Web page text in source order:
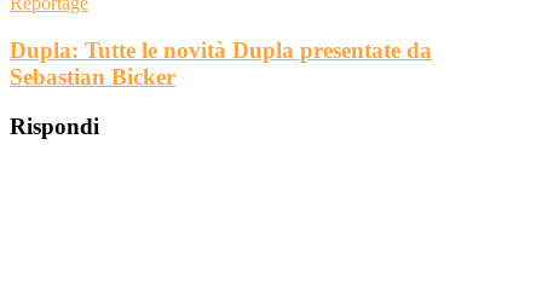
Dupla: Tutte le novità Dupla presentate da
Sebastian Bicker
Rispondi